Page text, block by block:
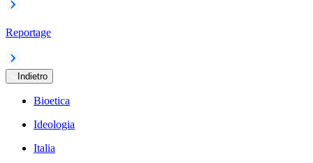
Reportage
Indietro
Bioetica
Ideologia
Italia